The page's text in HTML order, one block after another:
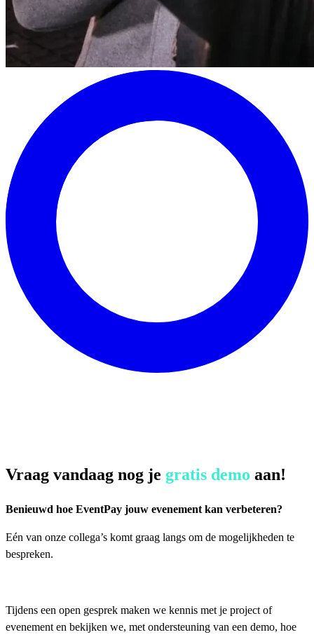
Vraag vandaag nog je gratis demo aan!
Benieuwd hoe EventPay jouw evenement kan verbeteren?
Eén van onze collega’s komt graag langs om de mogelijkheden te
bespreken.
Tijdens een open gesprek maken we kennis met je project of
evenement en bekijken we, met ondersteuning van een demo, hoe